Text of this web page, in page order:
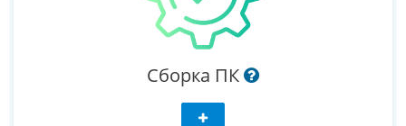
Сборка ПК